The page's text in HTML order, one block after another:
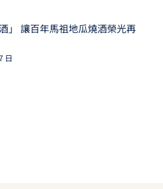
」 讓百年馬祖地瓜燒酒榮光再
日